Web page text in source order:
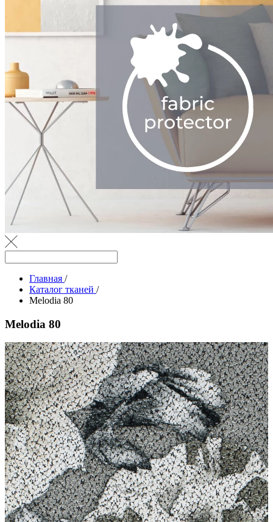
Главная /
Каталог тканей /
Melodia 80
Melodia 80